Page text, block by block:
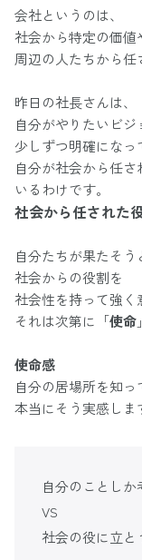
会社というのは、
社会から特定の価値
周辺の人たちから任
昨日の社長さんは、
自分がやりたいビジ
少しずつ明確になっ
自分が社会から任
いるわけです。
社会から任された
自分たちが果たそう
社会からの役割を
社会性を持って強く
それは次第に「使命
使命感
自分の居場所を知っ
本当にそう実感しま
自分のことし
VS
社会の役に立と